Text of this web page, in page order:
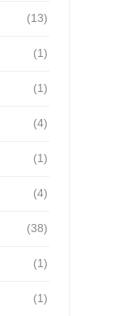
(13)
(1)
(1)
(4)
(1)
(4)
(38)
(1)
(1)